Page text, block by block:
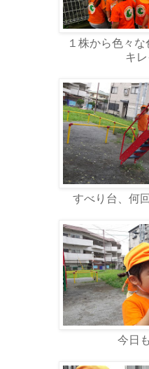
１株から色々な
キ
すべり台、何
今日